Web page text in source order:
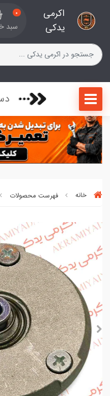
اکرمی
یدکی
0
سبد
خانه فهرست محصولات